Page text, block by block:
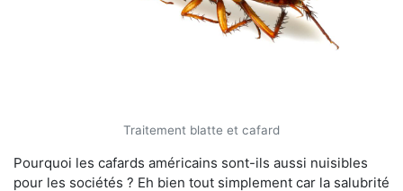
Traitement blatte et cafard
Pourquoi les cafards américains sont-ils aussi nuisibles
pour les sociétés ? Eh bien tout simplement car la salubrité